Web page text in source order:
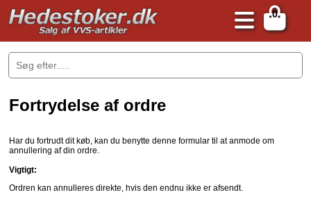
0
.
Fortrydelse af ordre
Har du fortrudt dit køb, kan du benytte denne formular til at anmode om
annullering af din ordre.
Vigtigt:
Ordren kan annulleres direkte, hvis den endnu ikke er afsendt.